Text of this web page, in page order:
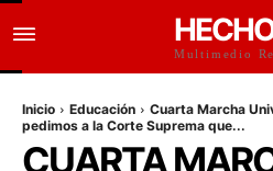
Multimedio
Inicio Educación
Cuarta Marcha
pedimos a la Corte Suprema que...
CUARTA